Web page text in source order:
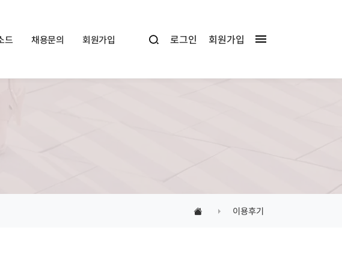
드 채용문의 회원가입 로그인 회원가입
이용후기